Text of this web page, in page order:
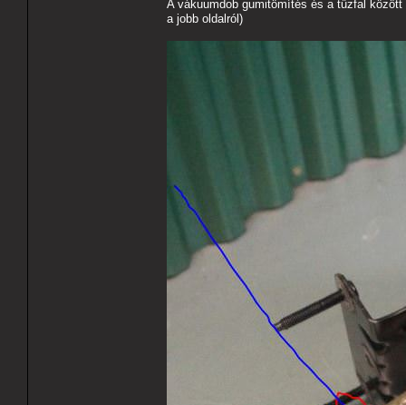
A vákuumdob gumitömítés és a tűzfal
a jobb oldalról)